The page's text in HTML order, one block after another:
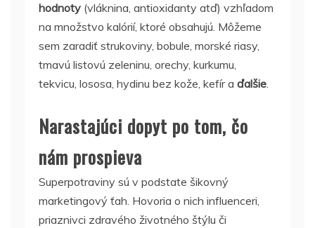
hodnoty (vláknina, antioxidanty atď) vzhľadom
na množstvo kalórií, ktoré obsahujú. Môžeme
sem zaradiť strukoviny, bobule, morské riasy,
tmavú listovú zeleninu, orechy, kurkumu,
tekvicu, lososa, hydinu bez kože, kefír a ďalšie.
Narastajúci dopyt po tom, čo
nám prospieva
Superpotraviny sú v podstate šikovný
marketingový ťah. Hovoria o nich influenceri,
priaznivci zdravého životného štýlu či